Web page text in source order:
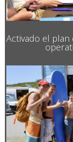
Activado el